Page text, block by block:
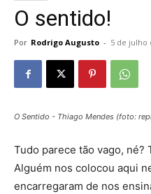
O sentido!
Por Rodrigo Augusto - 5 de julho
O Sentido - Thiago Mendes (foto:
Tudo parece tão vago, né?
Alguém nos colocou aqui
encarregaram de nos